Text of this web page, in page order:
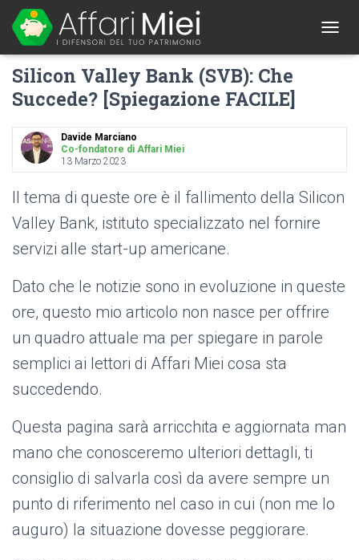
O
N
G
Silicon Valley Bank (SVB): Che
Succede? [Spiegazione FACILE]
Davide Marciano
Co-fondatore di Affari Miei
13 Marzo 2023
Il tema di queste ore è il fallimento della Silicon
Valley Bank, istituto specializzato nel fornire
servizi alle start-up americane.
Dato che le notizie sono in evoluzione in queste
ore, questo mio articolo non nasce per offrire
un quadro attuale ma per spiegare in parole
semplici ai lettori di Affari Miei cosa sta
succedendo.
Questa pagina sarà arricchita e aggiornata man
mano che conosceremo ulteriori dettagli, ti
consiglio di salvarla così da avere sempre un
punto di riferimento nel caso in cui (non me lo
auguro) la situazione dovesse peggiorare.